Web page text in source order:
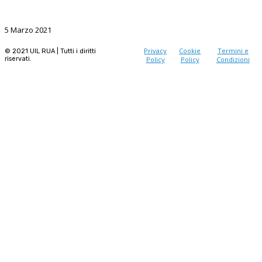
5 Marzo 2021
© 2021 UIL RUA | Tutti i diritti
riservati.
Privacy
Policy
Cookie
Policy
Termini e
Condizioni